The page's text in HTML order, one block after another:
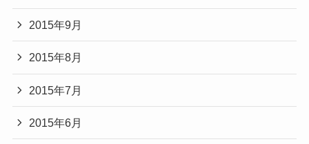
2015年9月
2015年8月
2015年7月
2015年6月